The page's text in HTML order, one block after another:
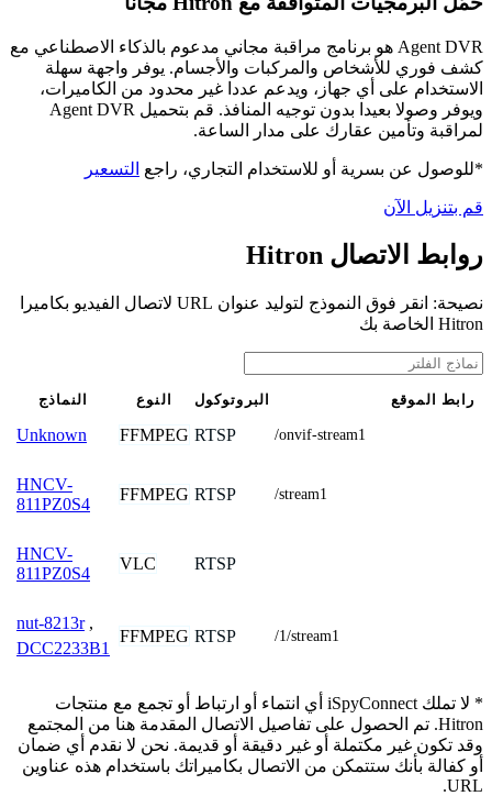
Agent DVR هو برنامج مراقبة مجاني مدعوم بالذكاء الاصطناعي مع
كشف فوري للأشخاص والمركبات والأجسام. يوفر واجهة سهلة
الاستخدام على أي جهاز، ويدعم عددا غير محدود من الكاميرات،
ويوفر وصولا بعيدا بدون توجيه المنافذ. قم بتحميل Agent DVR
لمراقبة وتأمين عقارك على مدار الساعة.
*للوصول عن بسرية أو للاستخدام التجاري، راجع التسعير
قم بتنزيل الآن
روابط الاتصال Hitron
نصيحة: انقر فوق النموذج لتوليد عنوان URL لاتصال الفيديو بكاميرا
Hitron الخاصة بك
النماذج النوع البروتوكول رابط الموقع
Unknown FFMPEG RTSP /onvif-stream1
HNCV-
811PZ0S4
FFMPEG RTSP /stream1
HNCV-
811PZ0S4
VLC RTSP
nut-8213r ,
DCC2233B1
FFMPEG RTSP /1/stream1
* لا تملك iSpyConnect أي انتماء أو ارتباط أو تجمع مع منتجات
Hitron. تم الحصول على تفاصيل الاتصال المقدمة هنا من المجتمع
وقد تكون غير مكتملة أو غير دقيقة أو قديمة. نحن لا نقدم أي ضمان
أو كفالة بأنك ستتمكن من الاتصال بكاميراتك باستخدام هذه عناوين
URL.